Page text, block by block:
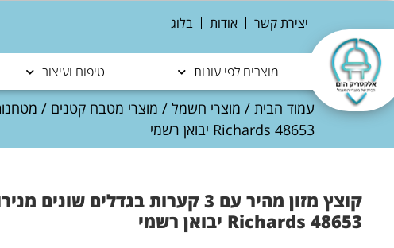
יצירת קשר אודות בלוג
מוצרים לפי עונות טיפוח ועיצוב
עמוד הבית / מוצרי חשמל / מוצרי מטבח קטנים /
Richards 48653 יבואן רשמי
Richards 48653 יבואן רשמי